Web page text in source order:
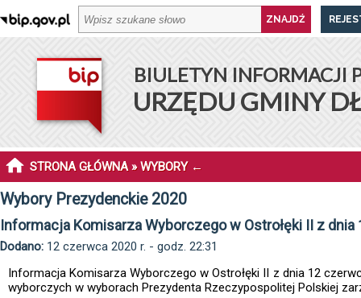
BIULETYN INFORMACJI
URZĘDU GMINY
STRONA GŁÓWNA»WYBORY←
Wybory Prezydenckie 2020
Informacja Komisarza Wyborczego w Ostrołęki II z dnia
Dodano: 12 czerwca 2020 r. - godz. 22:31
Informacja Komisarza Wyborczego w Ostrołęki II z dnia 12
wyborczych w wyborach Prezydenta Rzeczypospolitej Polskiej